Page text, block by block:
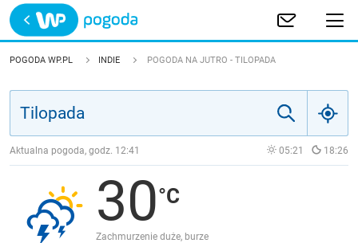
Trwa ładowanie
POLSKA
JAKOŚĆ POWIETRZA
POGODA WP.PL INDIE POGODA NA JUTRO - TILOPADA
Aktualna pogoda, godz. 12:41 05:21 18:26
30
Zachmurzenie duże, burze